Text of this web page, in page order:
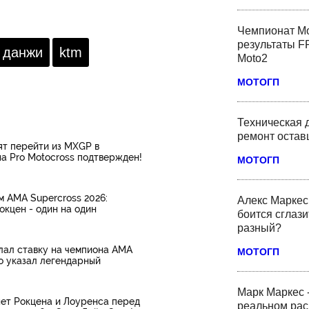
Чемпионат
результаты
Moto2
МОТОГП
Техническая
ремонт
МОТОГП
Алекс
боится
разный?
МОТОГП
Марк Маркес
реальном
Америки потеряла 38% выручки.
MotoGP будут давить до
последнего, чтобы спасти Катар?
данжи ktm
перейти из MXGP в
Pro Motocross подтвержден!
AMA Supercross 2026:
- один на один
ставку на чемпиона AMA
указал легендарный
Рокцена и Лоуренса перед